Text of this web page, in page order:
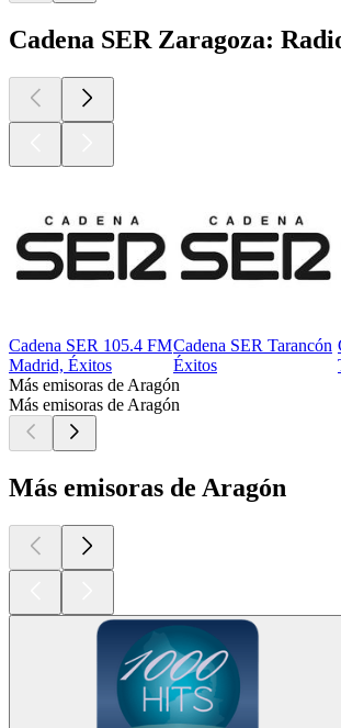
Cadena SER Zaragoza:
Cadena SER 105.4 FM
Madrid, Éxitos
Cadena SER Tarancón
Éxitos
Más emisoras de Aragón
Más emisoras de Aragón
Más emisoras de Aragón